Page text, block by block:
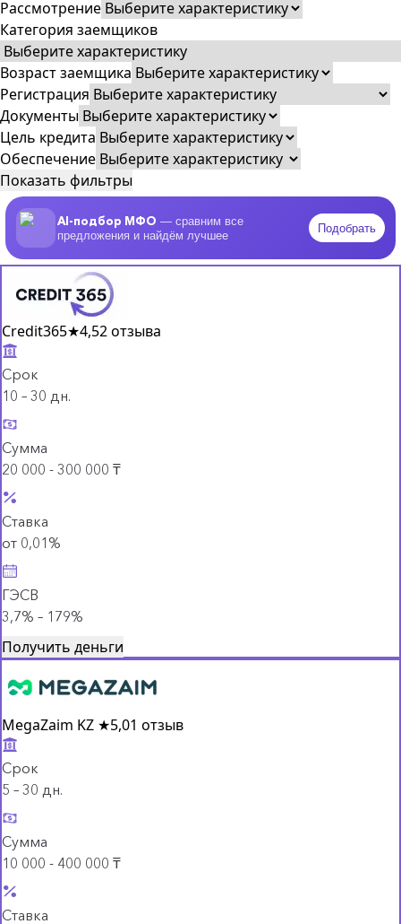
Рассмотрение
Категория заемщиков
Возраст заемщика
Регистрация
Документы
Цель кредита
Обеспечение
Показать фильтры
AI-подбор МФО — сравним все
предложения и найдём лучшее
Подобрать
Credit365★4,52 отзыва
Срок
10 – 30 дн.
Сумма
20 000 - 300 000 ₸
Ставка
от 0,01%
ГЭСВ
3,7% – 179%
Получить деньги
MegaZaim KZ ★5,01 отзыв
Срок
5 – 30 дн.
Сумма
10 000 - 400 000 ₸
Ставка